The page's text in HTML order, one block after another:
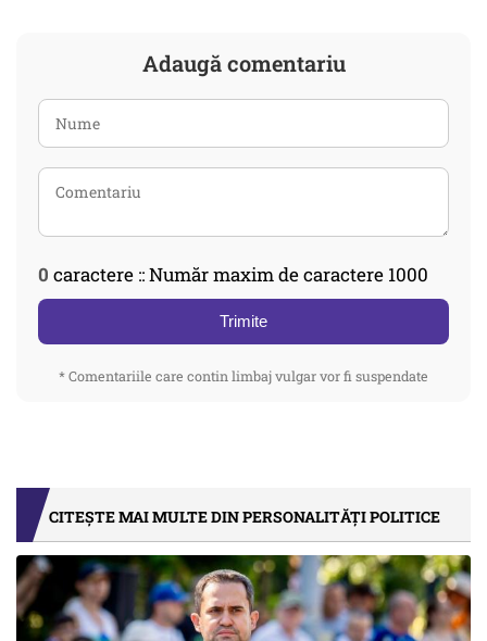
Adaugă comentariu
0 caractere :: Număr maxim de caractere 1000
Trimite
* Comentariile care contin limbaj vulgar vor fi suspendate
CITEȘTE MAI MULTE DIN PERSONALITĂȚI POLITICE